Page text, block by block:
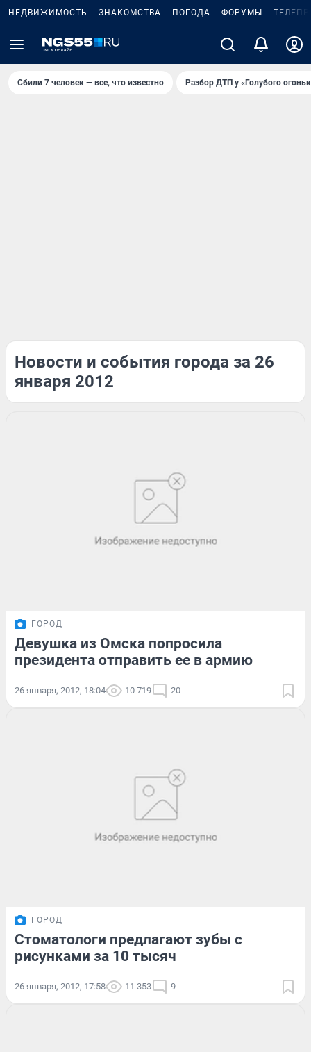
НЕДВИЖИМОСТЬ ЗНАКОМСТВА ПОГОДА ФОРУМЫ
Сбили 7 человек — все, что известно Разбор ДТП у «Голубого
Новости и события города за 26
января 2012
ГОРОД
Девушка из Омска попросила
президента отправить ее в армию
26 января, 2012, 18:04 10 719 20
ГОРОД
Стоматологи предлагают зубы с
рисунками за 10 тысяч
26 января, 2012, 17:58 11 353 9